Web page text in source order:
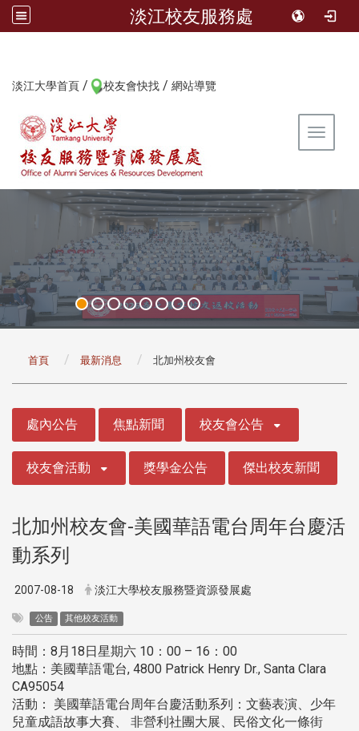
淡江校友服務處
淡江大學首頁 / 校友會快找 / 網站導覽
Toggle
首頁 最新消息 北加州校友會
處內公告 焦點新聞 校友會公告
校友會活動 獎學金公告 傑出校友新聞
北加州校友會-美國華語電台周年台慶活
動系列
2007-08-18 淡江大學校友服務暨資源發展處
公告 其他校友活動
時間：8月18日星期六 10：00 – 16：00
地點：美國華語電台, 4800 Patrick Henry Dr., Santa Clara
CA95054
活動： 美國華語電台周年台慶活動系列：文藝表演、少年
兒童成語故事大賽、 非營利社團大展、民俗文化一條街